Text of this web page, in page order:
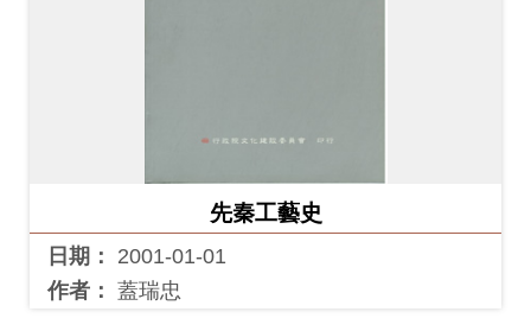
先秦工藝史
日期：
2001-01-01
作者： 蓋瑞忠